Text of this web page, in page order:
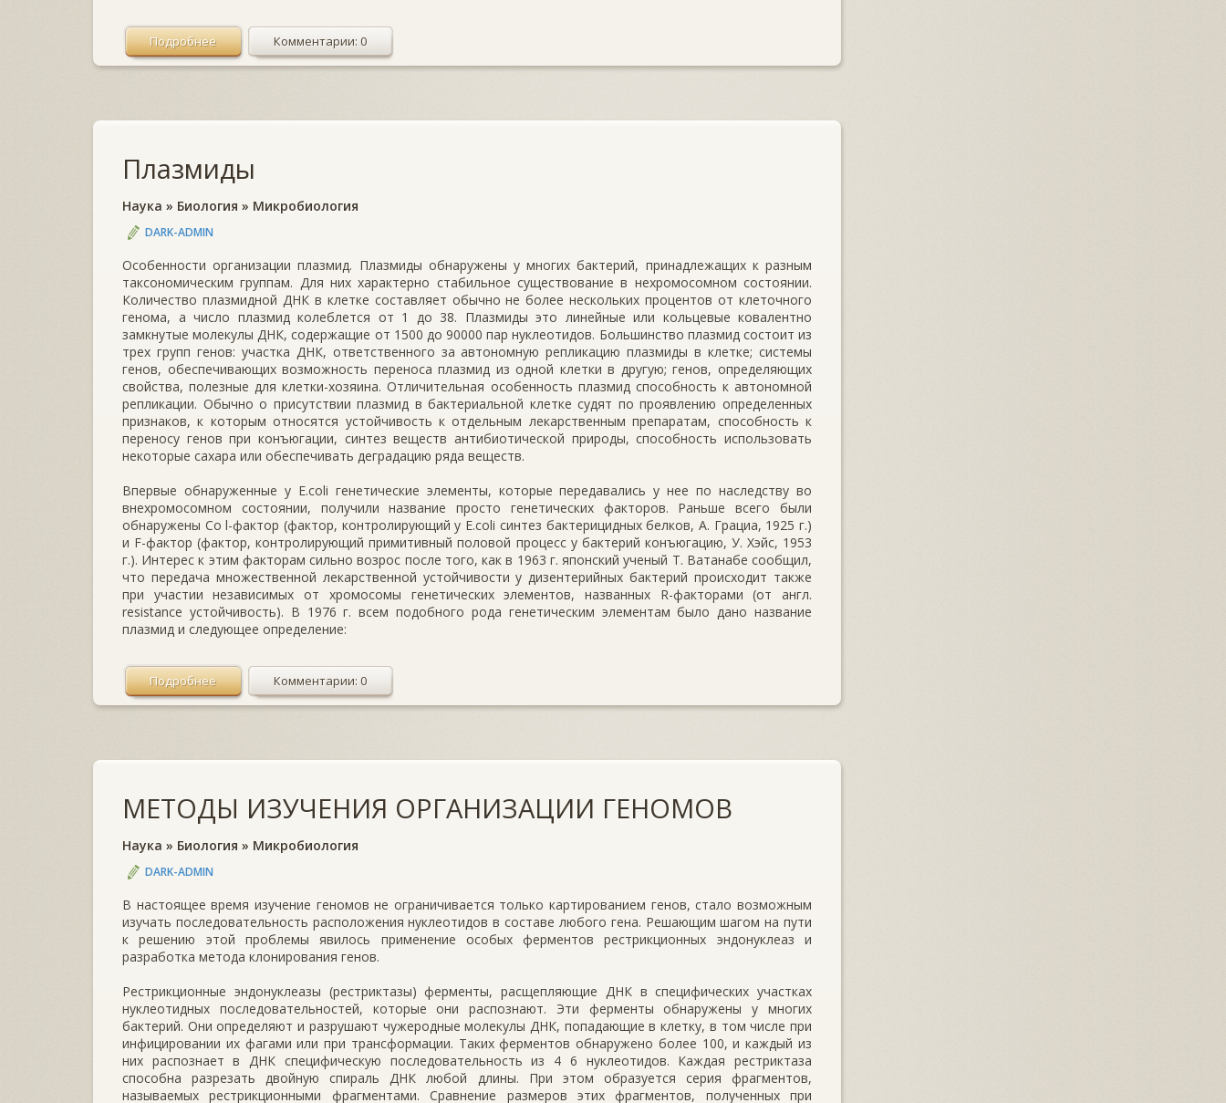
Подробнее Комментарии: 0
Плазмиды
Наука » Биология » Микробиология
DARK-ADMIN
Особенности организации плазмид. Плазмиды обнаружены у многих бактерий, принадлежащих к разным
таксономическим группам. Для них характерно стабильное существование в нехромосомном состоянии.
Количество плазмидной ДНК в клетке составляет обычно не более нескольких процентов от клеточного
генома, а число плазмид колеблется от 1 до 38. Плазмиды это линейные или кольцевые ковалентно
замкнутые молекулы ДНК, содержащие от 1500 до 90000 пар нуклеотидов. Большинство плазмид состоит из
трех групп генов: участка ДНК, ответственного за автономную репликацию плазмиды в клетке; системы
генов, обеспечивающих возможность переноса плазмид из одной клетки в другую; генов, определяющих
свойства, полезные для клетки-хозяина. Отличительная особенность плазмид способность к автономной
репликации. Обычно о присутствии плазмид в бактериальной клетке судят по проявлению определенных
признаков, к которым относятся устойчивость к отдельным лекарственным препаратам, способность к
переносу генов при конъюгации, синтез веществ антибиотической природы, способность использовать
некоторые сахара или обеспечивать деградацию ряда веществ.
Впервые обнаруженные у E.coli генетические элементы, которые передавались у нее по наследству во
внехромосомном состоянии, получили название просто генетических факторов. Раньше всего были
обнаружены Со l-фактор (фактор, контролирующий у E.coli синтез бактерицидных белков, А. Грациа, 1925 г.)
и F-фактор (фактор, контролирующий примитивный половой процесс у бактерий конъюгацию, У. Хэйс, 1953
г.). Интерес к этим факторам сильно возрос после того, как в 1963 г. японский ученый Т. Ватанабе сообщил,
что передача множественной лекарственной устойчивости у дизентерийных бактерий происходит также
при участии независимых от хромосомы генетических элементов, названных R-факторами (от англ.
resistance устойчивость). В 1976 г. всем подобного рода генетическим элементам было дано название
плазмид и следующее определение:
Подробнее Комментарии: 0
МЕТОДЫ ИЗУЧЕНИЯ ОРГАНИЗАЦИИ ГЕНОМОВ
Наука » Биология » Микробиология
DARK-ADMIN
В настоящее время изучение геномов не ограничивается только картированием генов, стало возможным
изучать последовательность расположения нуклеотидов в составе любого гена. Решающим шагом на пути
к решению этой проблемы явилось применение особых ферментов рестрикционных эндонуклеаз и
разработка метода клонирования генов.
Рестрикционные эндонуклеазы (рестриктазы) ферменты, расщепляющие ДНК в специфических участках
нуклеотидных последовательностей, которые они распознают. Эти ферменты обнаружены у многих
бактерий. Они определяют и разрушают чужеродные молекулы ДНК, попадающие в клетку, в том числе при
инфицировании их фагами или при трансформации. Таких ферментов обнаружено более 100, и каждый из
них распознает в ДНК специфическую последовательность из 4 6 нуклеотидов. Каждая рестриктаза
способна разрезать двойную спираль ДНК любой длины. При этом образуется серия фрагментов,
называемых рестрикционными фрагментами. Сравнение размеров этих фрагментов, полученных при